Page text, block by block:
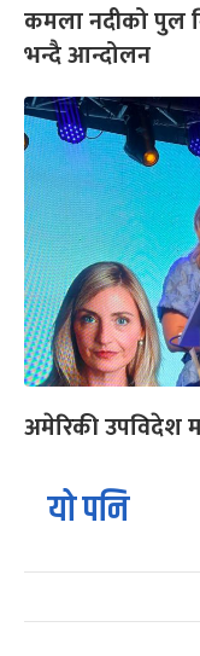
कमला नदीको पुल
भन्दै आन्दोलन
अमेरिकी उपविदेश
यो पनि